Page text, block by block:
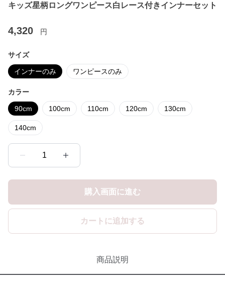
キッズ星柄ロングワンピース白レース付きインナーセット
4,320 円
サイズ
インナーのみ ワンピースのみ
カラー
90cm 100cm 110cm 120cm 130cm
140cm
1
購入画面に進む
カートに追加する
商品説明